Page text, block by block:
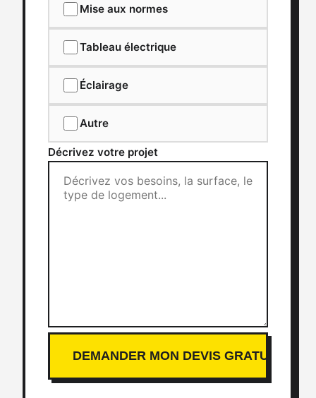
Mise aux normes
Tableau électrique
Éclairage
Autre
Décrivez votre projet